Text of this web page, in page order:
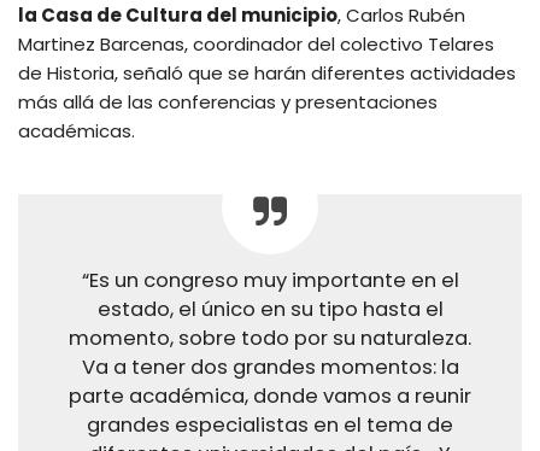
la Casa de Cultura del municipio, Carlos Rubén
Martinez Barcenas, coordinador del colectivo Telares
de Historia, señaló que se harán diferentes actividades
más allá de las conferencias y presentaciones
académicas.
“Es un congreso muy importante en el
estado, el único en su tipo hasta el
momento, sobre todo por su naturaleza.
Va a tener dos grandes momentos: la
parte académica, donde vamos a reunir
grandes especialistas en el tema de